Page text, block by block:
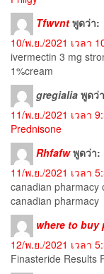
Tfwvnt พูดว่า:
10/พ.ย./2021 เวลา
ivermectin 3 mg
1%cream
gregialia พูดว่
11/พ.ย./2021 เวลา
Prednisone
Rhfafw พูดว่า:
11/พ.ย./2021 เวลา
canadian pharmacy
canadian pharmacy
where to buy
12/พ.ย./2021 เวลา
Finasteride Results